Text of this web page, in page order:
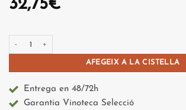
32,75€
AFEGEIX A LA CISTELLA
Entrega en 48/72h
Garantia Vinoteca Selecció